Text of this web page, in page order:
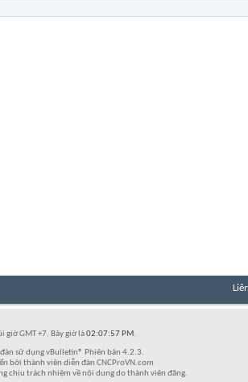
giờ GMT +7. Bây giờ là02:07:57 PM.
sử dụng vBulletin® Phiên bản 4.2.3.
bởi thành viên diễn đàn CNCProVN.com
chịu trách nhiệm về nội dung do thành viên đăng.